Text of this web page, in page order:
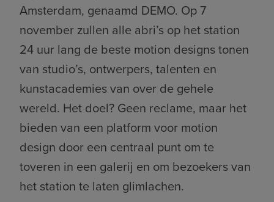
Amsterdam, genaamd DEMO. Op 7
november zullen alle abri’s op het station
24 uur lang de beste motion designs tonen
van studio’s, ontwerpers, talenten en
kunstacademies van over de gehele
wereld. Het doel? Geen reclame, maar het
bieden van een platform voor motion
design door een centraal punt om te
toveren in een galerij en om bezoekers van
het station te laten glimlachen.